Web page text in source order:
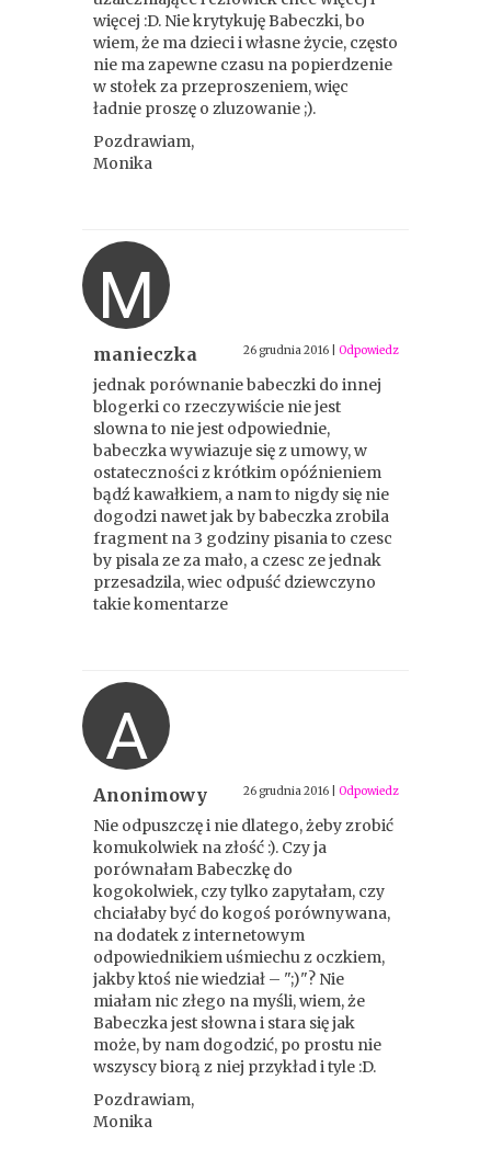
więcej :D. Nie krytykuję Babeczki, bo
wiem, że ma dzieci i własne życie, często
nie ma zapewne czasu na popierdzenie
w stołek za przeproszeniem, więc
ładnie proszę o zluzowanie ;).
Pozdrawiam,
Monika
M
manieczka 26 grudnia 2016 Odpowiedz
jednak porównanie babeczki do innej
blogerki co rzeczywiście nie jest
slowna to nie jest odpowiednie,
babeczka wywiazuje się z umowy, w
ostateczności z krótkim opóźnieniem
bądź kawałkiem, a nam to nigdy się nie
dogodzi nawet jak by babeczka zrobila
fragment na 3 godziny pisania to czesc
by pisala ze za mało, a czesc ze jednak
przesadzila, wiec odpuść dziewczyno
takie komentarze
A
Anonimowy 26 grudnia 2016 Odpowiedz
Nie odpuszczę i nie dlatego, żeby zrobić
komukolwiek na złość :). Czy ja
porównałam Babeczkę do
kogokolwiek, czy tylko zapytałam, czy
chciałaby być do kogoś porównywana,
na dodatek z internetowym
odpowiednikiem uśmiechu z oczkiem,
jakby ktoś nie wiedział – ";)"? Nie
miałam nic złego na myśli, wiem, że
Babeczka jest słowna i stara się jak
może, by nam dogodzić, po prostu nie
wszyscy biorą z niej przykład i tyle :D.
Pozdrawiam,
Monika